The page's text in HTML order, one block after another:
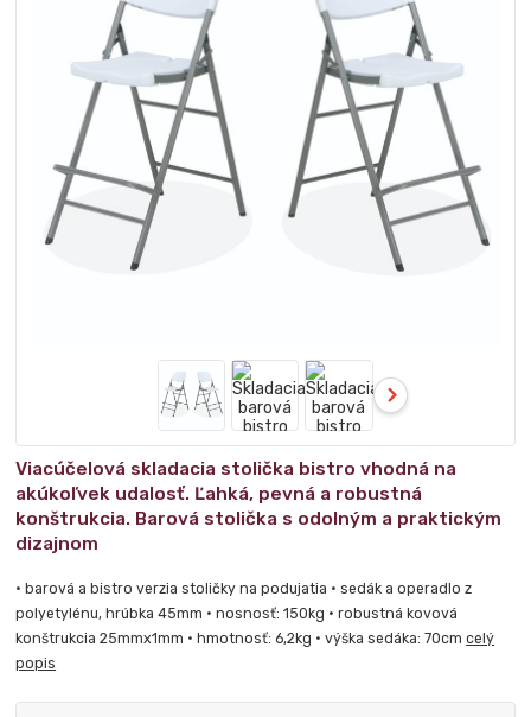
Viacúčelová skladacia stolička bistro vhodná na
akúkoľvek udalosť. Ľahká, pevná a robustná
konštrukcia. Barová stolička s odolným a praktickým
dizajnom
• barová a bistro verzia stoličky na podujatia • sedák a operadlo z
polyetylénu, hrúbka 45mm • nosnosť: 150kg • robustná kovová
konštrukcia 25mmx1mm • hmotnosť: 6,2kg • výška sedáka: 70cmcelý
popis